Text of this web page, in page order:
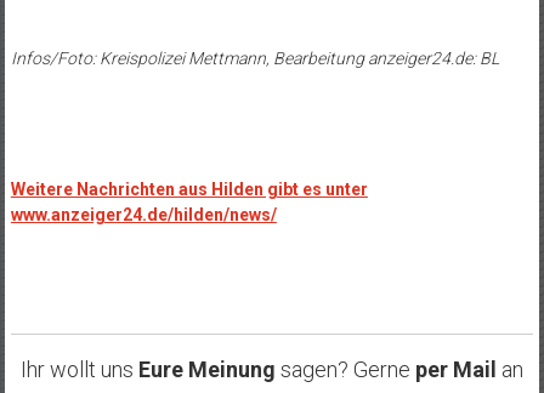
Infos/Foto: Kreispolizei Mettmann, Bearbeitung anzeiger24.de: BL
Weitere Nachrichten aus Hilden gibt es unter
www.anzeiger24.de/hilden/news/
Ihr wollt uns Eure Meinung sagen? Gerne per Mail an